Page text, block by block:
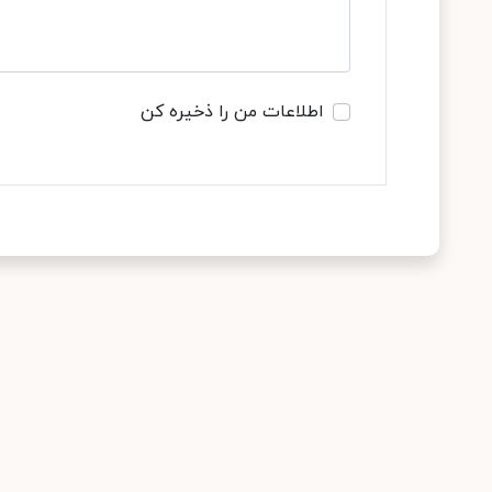
اطلاعات من را ذخیره کن